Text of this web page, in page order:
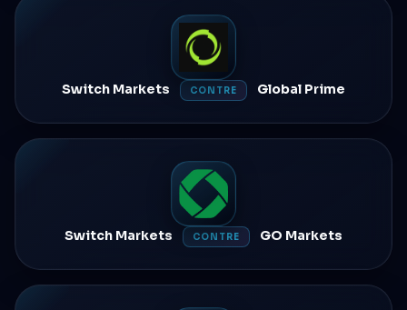
Switch Markets CONTRE Global Prime
Switch Markets CONTRE GO Markets